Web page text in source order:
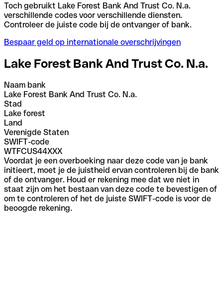
Toch gebruikt Lake Forest Bank And Trust Co. N.a.
verschillende codes voor verschillende diensten.
Controleer de juiste code bij de ontvanger of bank.
Bespaar geld op internationale overschrijvingen
Lake Forest Bank And Trust Co. N.a.
Naam bank
Lake Forest Bank And Trust Co. N.a.
Stad
Lake forest
Land
Verenigde Staten
SWIFT-code
WTFCUS44XXX
Voordat je een overboeking naar deze code van je bank
initieert, moet je de juistheid ervan controleren bij de bank
of de ontvanger. Houd er rekening mee dat we niet in
staat zijn om het bestaan van deze code te bevestigen of
om te controleren of het de juiste SWIFT-code is voor de
beoogde rekening.